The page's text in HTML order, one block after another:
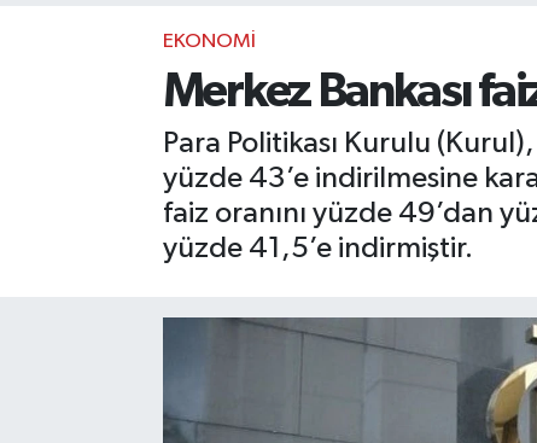
EKONOMİ
Merkez Bankası
Para Politikası Kurulu
yüzde 43’e indirilmesine
faiz oranını yüzde 49’dan
yüzde 41,5’e indirmiştir.